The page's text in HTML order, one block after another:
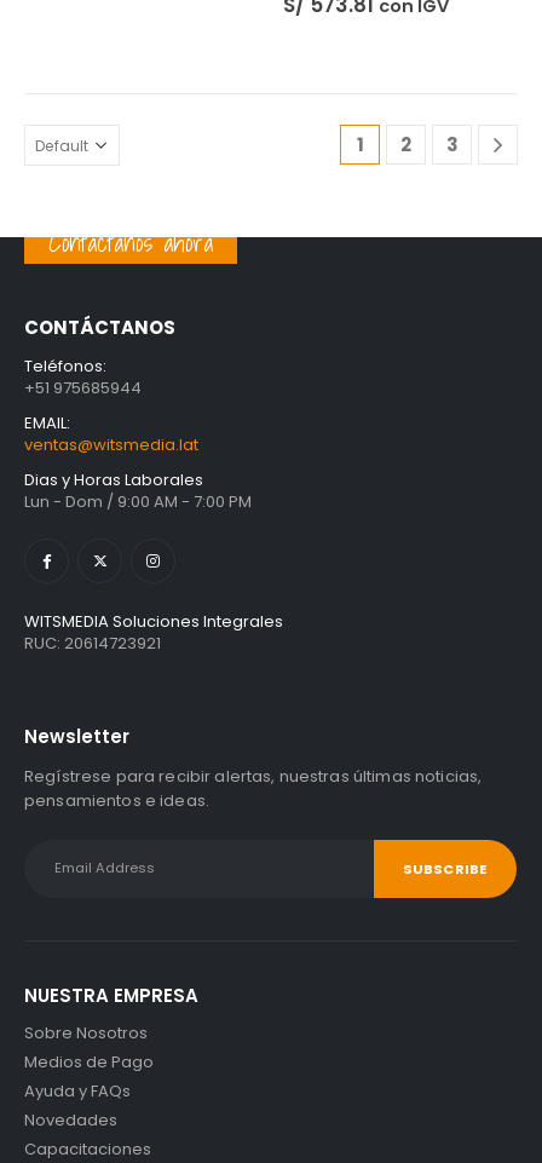
con IGV
1 2 3
Contáctanos ahora
CONTÁCTANOS
Teléfonos:
+51 975685944
EMAIL:
ventas@witsmedia.lat
Dias y Horas Laborales
Lun - Dom / 9:00 AM - 7:00 PM
WITSMEDIA Soluciones Integrales
RUC: 20614723921
Newsletter
Regístrese para recibir alertas, nuestras últimas noticias,
pensamientos e ideas.
NUESTRA EMPRESA
Sobre Nosotros
Medios de Pago
Ayuda y FAQs
Novedades
Capacitaciones